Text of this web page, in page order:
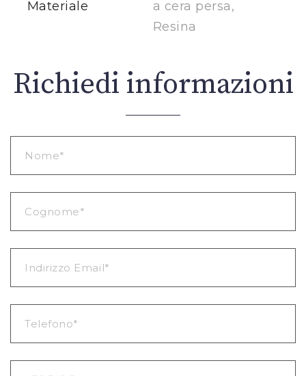
Materiale
a cera persa,
Resina
Richiedi informazioni